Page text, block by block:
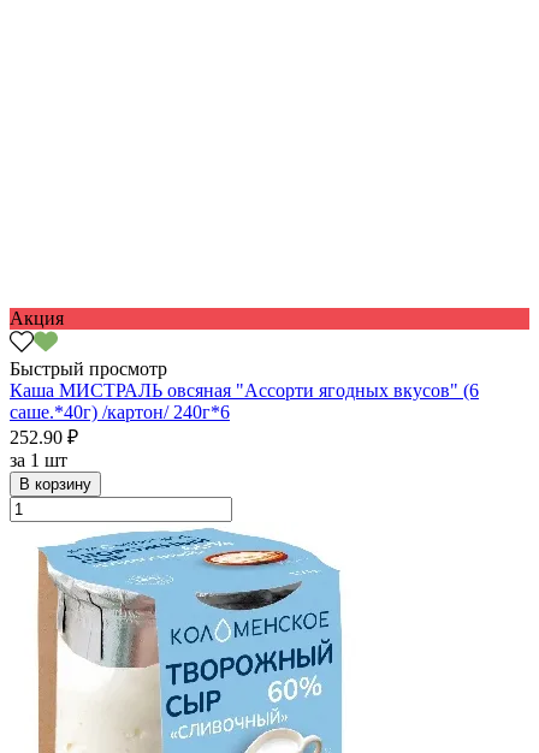
Акция
Быстрый просмотр
Каша МИСТРАЛЬ овсяная "Ассорти ягодных вкусов" (6
саше.*40г) /картон/ 240г*6
252.90 ₽
за 1 шт
В корзину